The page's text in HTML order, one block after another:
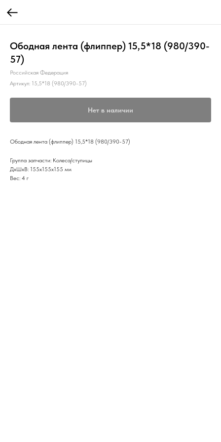
Ободная лента (флиппер) 15,5*18 (980/390-
57)
Российская Федерация
Артикул: 15,5*18 (980/390-57)
Нет в наличии
Ободная лента (флиппер) 15,5*18 (980/390-57)
Группа запчасти: Колеса/ступицы
ДxШxВ: 155x155x155 мм
Вес: 4 г